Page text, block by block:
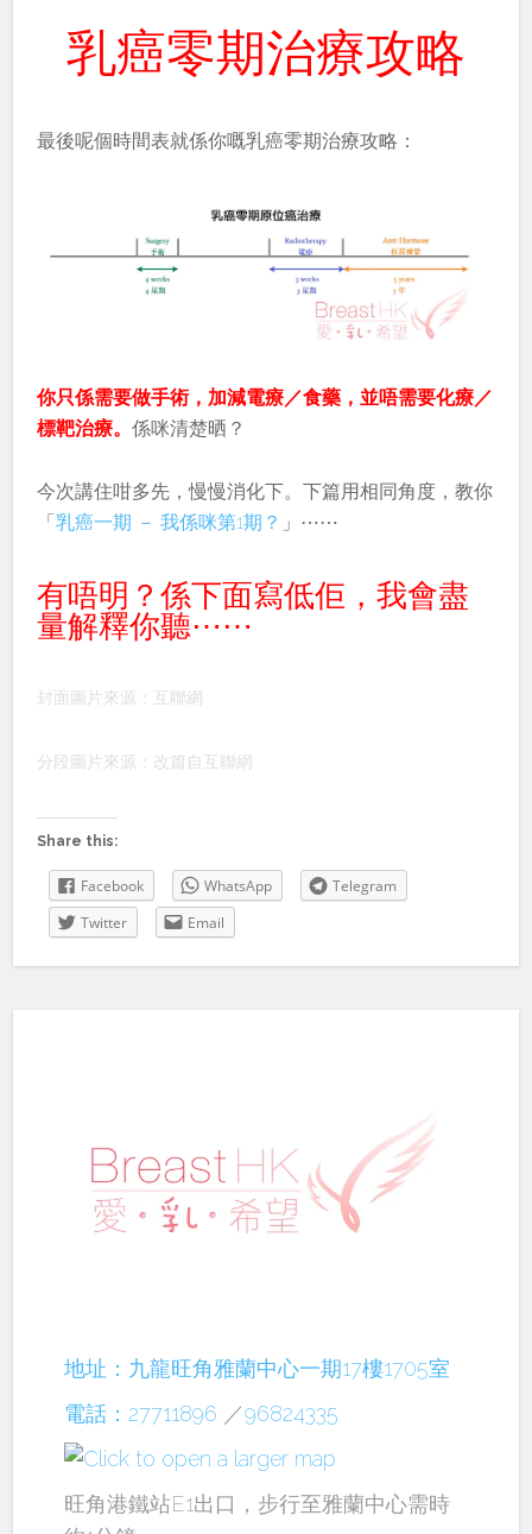
乳癌零期治療攻略
最後呢個時間表就係你嘅乳癌零期治療攻略：
你只係需要做手術，加減電療／食藥，並唔需要化療／
標靶治療。係咪清楚晒？
今次講住咁多先，慢慢消化下。下篇用相同角度，教你
「乳癌一期 － 我係咪第1期？ 」⋯⋯
有唔明？係下面寫低佢，我會盡
量解釋你聽⋯⋯
封面圖片來源：互聯網
分段圖片來源：改篇自互聯網
Share this:
Facebook WhatsApp
Telegram
Twitter
Email
地址：九龍旺角雅蘭中心一期17樓1705室
電話：27711896 ／96824335
旺角港鐵站E1出口，步行至雅蘭中心需時